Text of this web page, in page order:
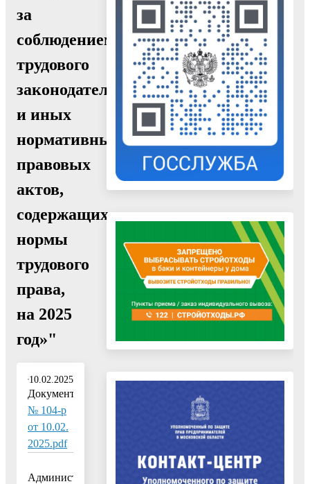
за
соблюдением
трудового
законодательства
и иных
нормативных
правовых
актов,
содержащих
нормы
трудового
права,
на 2025
год»"
10.02.2025
Документ:
№ 104-р
от 10.02.
2025.pdf
Администрация